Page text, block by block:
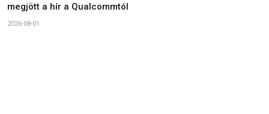
megjött a hír a Qualcommtól
2026-08-01